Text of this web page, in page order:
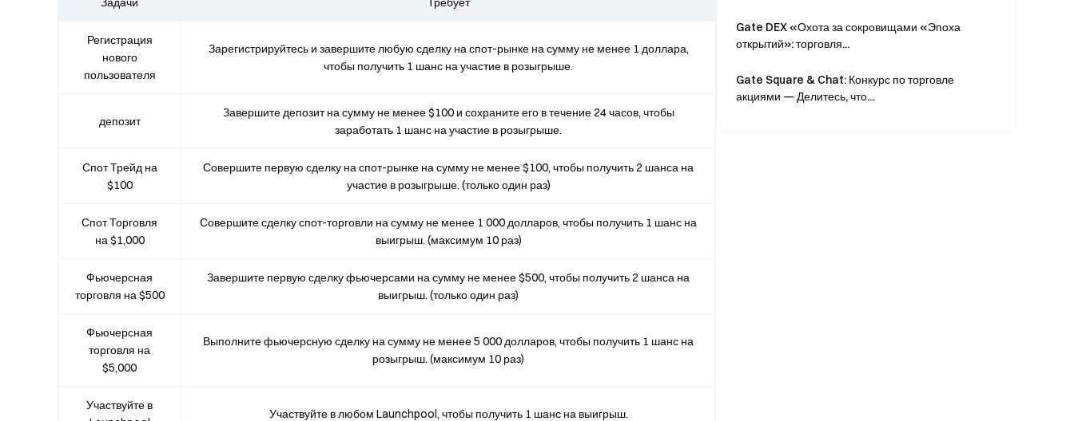
Регистрация
нового
пользователя
Зарегистрируйтесь и завершите любую сделку на спот-рынке на сумму не менее 1 доллара,
чтобы получить 1 шанс на участие в розыгрыше.
депозит
Завершите депозит на сумму не менее $100 и сохраните его в течение 24 часов, чтобы
заработать 1 шанс на участие в розыгрыше.
Спот Трейд на
$100
Совершите первую сделку на спот-рынке на сумму не менее $100, чтобы получить 2 шанса на
участие в розыгрыше. (только один раз)
Спот Торговля
на $1,000
Совершите сделку спот-торговли на сумму не менее 1 000 долларов, чтобы получить 1 шанс на
выигрыш. (максимум 10 раз)
Фьючерсная
торговля на $500
Завершите первую сделку фьючерсами на сумму не менее $500, чтобы получить 2 шанса на
выигрыш. (только один раз)
Фьючерсная
торговля на
$5,000
Выполните фьючерсную сделку на сумму не менее 5 000 долларов, чтобы получить 1 шанс на
розыгрыш. (максимум 10 раз)
Участвуйте в
Участвуйте в любом Launchpool, чтобы получить 1 шанс на выигрыш.
Gate DEX «Охота за сокровищами «Эпоха
открытий»: торговля...
Gate Square & Chat: Конкурс по торговле
акциями — Делитесь, что...